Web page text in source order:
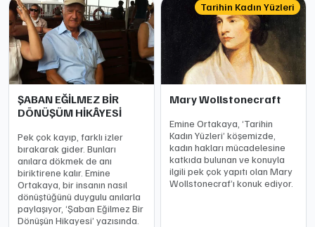
ŞABAN EĞİLMEZ BİR
DÖNÜŞÜM HİKÂYESİ
Pek çok kayıp, farklı izler
bırakarak gider. Bunları
anılara dökmek de anı
biriktirene kalır. Emine
Ortakaya, bir insanın nasıl
dönüştüğünü duygulu anılarla
paylaşıyor, ‘Şaban Eğilmez Bir
Dönüşün Hikayesi’ yazısında.
Tarihin Kadın Yüzleri
Mary Wollstonecraft
Emine Ortakaya, ‘Tarihin
Kadın Yüzleri’ köşemizde,
kadın hakları mücadelesine
katkıda bulunan ve konuyla
ilgili pek çok yapıtı olan Mary
Wollstonecraf’ı konuk ediyor.